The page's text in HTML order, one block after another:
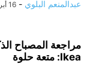
عبدالمنعم البلوي - 16 أبريل، 2026
Ikea: متعة حلوة